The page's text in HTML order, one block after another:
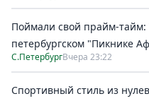
Поймали свой прайм-тайм:
петербургском "Пикнике
С.ПетербургВчера 23:22
Спортивный стиль из